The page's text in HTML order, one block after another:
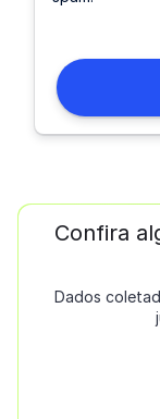
Confira
Dados